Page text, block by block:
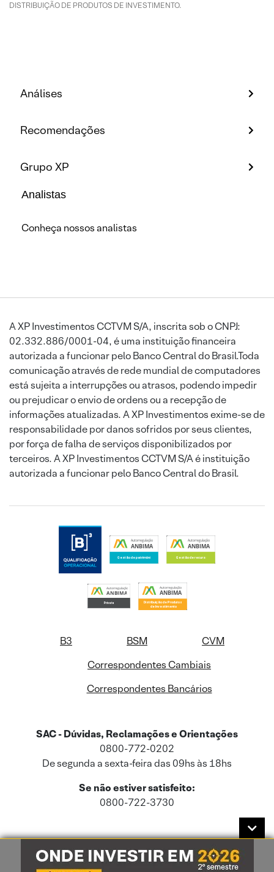
DISTRIBUIÇÃO DE PRODUTOS DE INVESTIMENTO.
Análises
Recomendações
Grupo XP
Analistas
Conheça nossos analistas
A XP Investimentos CCTVM S/A, inscrita sob o CNPJ:
02.332.886/0001-04, é uma instituição financeira
autorizada a funcionar pelo Banco Central do Brasil.Toda
comunicação através de rede mundial de computadores
está sujeita a interrupções ou atrasos, podendo impedir
ou prejudicar o envio de ordens ou a recepção de
informações atualizadas. A XP Investimentos exime-se de
responsabilidade por danos sofridos por seus clientes,
por força de falha de serviços disponibilizados por
terceiros. A XP Investimentos CCTVM S/A é instituição
autorizada a funcionar pelo Banco Central do Brasil.
B3 BSM
CVM
Correspondentes Cambiais
Correspondentes Bancários
SAC - Dúvidas, Reclamações e Orientações
0800-772-0202
De segunda a sexta-feira das 09hs às 18hs
Se não estiver satisfeito:
0800-722-3730
Este site usa cookies e dados pessoais de acordo com a nossaPolítica de
Cookies
e a nossaPolítica de Privacidade.